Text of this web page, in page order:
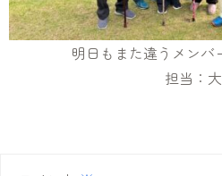
明日もまた違うメンバ
担当：